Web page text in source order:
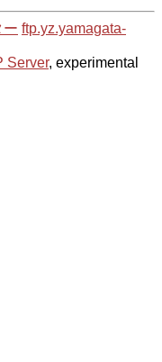
ー ftp.yz.yamagata-
Server, experimental